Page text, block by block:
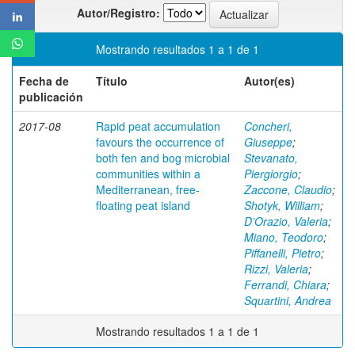
Autor/Registro:
Mostrando resultados 1 a 1 de 1
Fecha de
publicación
Título Autor(es)
2017-08
Rapid peat accumulation
favours the occurrence of
both fen and bog microbial
communities within a
Mediterranean, free-
floating peat island
Concheri,
Giuseppe;
Stevanato,
Piergiorgio;
Zaccone, Claudio;
Shotyk, William;
D’Orazio, Valeria;
Miano, Teodoro;
Piffanelli, Pietro;
Rizzi, Valeria;
Ferrandi, Chiara;
Squartini, Andrea
Mostrando resultados 1 a 1 de 1